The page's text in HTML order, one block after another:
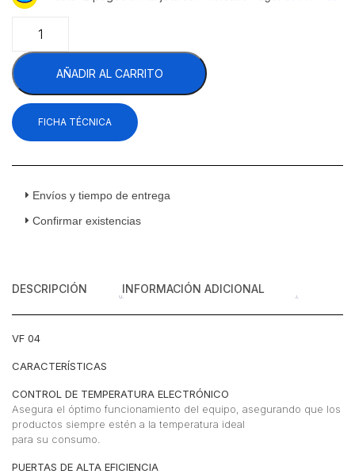
1029674
Congelador
Vertical
Puerta
Cristal
Cúbicos
AÑADIR AL CARRITO
FICHA TÉCNICA
Envíos y tiempo de entrega
Confirmar existencias
DESCRIPCIÓN INFORMACIÓN ADICIONAL
VF 04
CARACTERÍSTICAS
CONTROL DE TEMPERATURA ELECTRÓNICO
Asegura el óptimo funcionamiento del equipo, asegurando que los
productos siempre estén a la temperatura ideal
para su consumo.
PUERTAS DE ALTA EFICIENCIA